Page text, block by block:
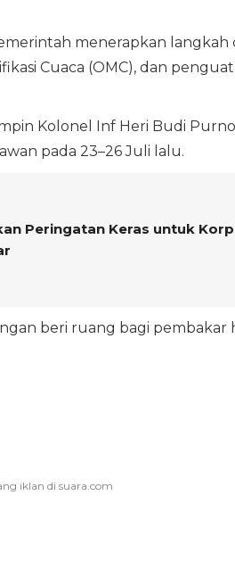
menerapkan langkah
Cuaca (OMC), dan
Kolonel Inf Heri Budi
pada 23–26 Juli lalu.
Peringatan Keras untuk
beri ruang bagi pembakar